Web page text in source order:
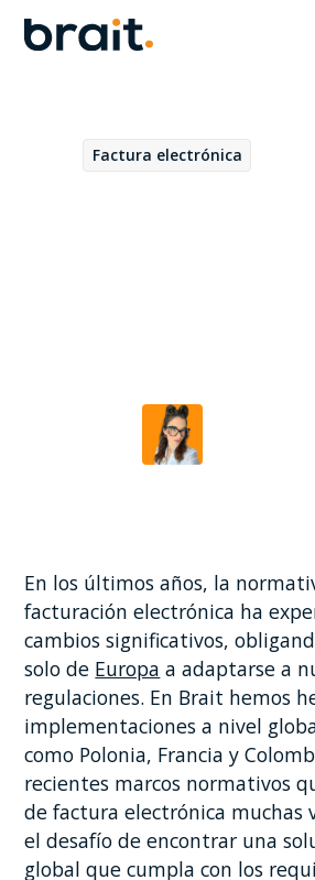
Factura electrónica
En los últimos años, la
facturación electrónica ha
cambios significativos,
solo de Europa a adaptarse a
regulaciones. En Brait hemos
implementaciones a nivel
como Polonia, Francia y
recientes marcos normativos
de factura electrónica muchas
el desafío de encontrar una
global que cumpla con los